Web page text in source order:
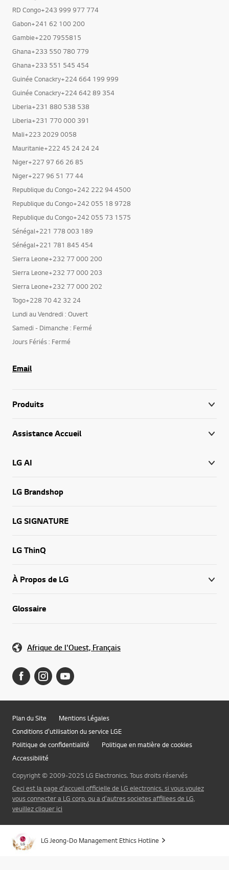
RD Congo+243 999 977 774
Gabon+241 62 100 200
Gambie+220 7955815
Ghana+233 550 780 779
Ghana+233 551 545 454
Guinée Conackry+224 664 199 999
Guinée Conackry+224 642 89 354
Liberia+231 880 538 538
Liberia+231 770 000 391
Mali+223 2029 0058
Mauritanie+222 45 24 24 24
Niger+227 97 66 26 85
Niger+227 96 51 77 44
Republique du Congo+242 222 94 4500
Republique du Congo+242 055 18 9728
Republique du Congo+242 055 73 1575
Sénégal+221 778 003 189
Sénégal+221 781 845 454
Sierra Leone+232 77 000 200
Sierra Leone+232 77 000 203
Sierra Leone+232 77 000 202
Togo+228 70 42 32 24
Lundi au Vendredi : Ouvert
Samedi - Dimanche : Fermé
Jours Fériés : Fermé
Email
Produits
Assistance Accueil
LG AI
LG Brandshop
LG SIGNATURE
LG ThinQ
À Propos de LG
Glossaire
Afrique de l'Ouest, Français
Plan du Site
Mentions Légales
Conditions d’utilisation du service LGE
Politique de confidentialité
Politique en matière de cookies
Accessibilité
Copyright © 2009-2025 LG Electronics. Tous droits réservés
Ceci est la page d'accueil officielle de LG electronics. si vous voulez
vous connecter a LG corp. ou a d'autres societes affiliees de LG,
veuillez cliquer ici
LG Jeong-Do Management Ethics Hotline